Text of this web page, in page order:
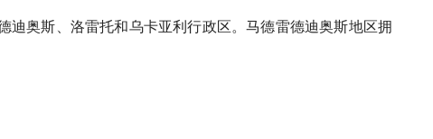
奥斯、洛雷托和乌卡亚利行政区。马德雷德迪奥斯地区拥